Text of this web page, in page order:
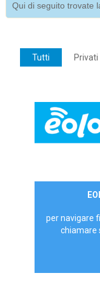
Qui di seguito trovate
Tutti Privati
€ 24,90/mese
per navigare
chiamare